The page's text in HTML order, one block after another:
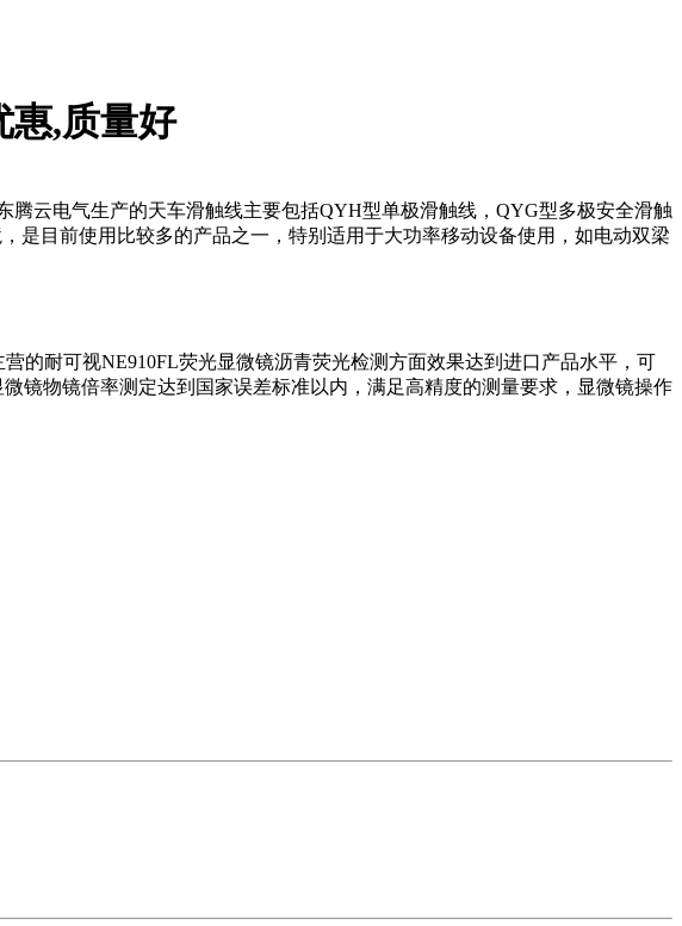
惠,质量好
云电气生产的天车滑触线主要包括QYH型单极滑触线，QYG型多极安全滑触
是目前使用比较多的产品之一，特别适用于大功率移动设备使用，如电动双梁
的耐可视NE910FL荧光显微镜沥青荧光检测方面效果达到进口产品水平，可
镜物镜倍率测定达到国家误差标准以内，满足高精度的测量要求，显微镜操作